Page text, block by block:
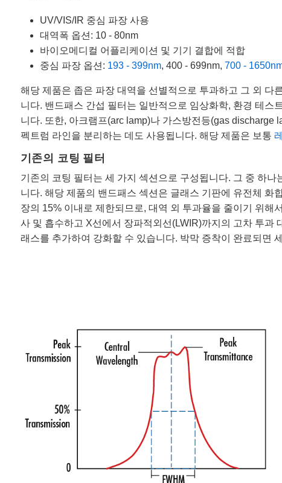
UV/VIS/IR 중심 파장 사용
대역폭 옵션: 10 - 80nm
바이오메디컬 어플리케이션 및 기기 결합에 적합
중심 파장 옵션: 193 - 399nm, 400 - 699nm, 700 -
해당 제품은 좁은 파장 대역을 선별적으로 투과하고 그 외 다
니다. 밴드패스 간섭 필터는 일반적으로 임상화학, 환경 테스
니다. 또한, 아크램프(arc lamp)나 가스방전등(gas discharge
펙트럼 라인을 분리하는 데도 사용됩니다. 해당 제품은 보통
기존의 코팅 필터
기존의 코팅 필터는 세 가지 섹션으로 구성됩니다. 그 중 하
니다. 해당 제품의 밴드패스 섹션은 글래스 기판에 유전체
장의 15% 이내로 제한되므로, 대역 외 투과율을 줄이기 위
사 및 흡수하고 X선에서 장파적외선(LWIR)까지의 고차 투과
래스를 추가하여 강화할 수 있습니다. 박막 증착이 완료되면